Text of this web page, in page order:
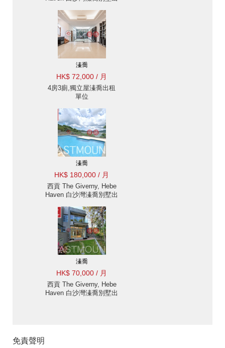
Eastmount Property 東
豪地產 ID:590溱喬出售
單位
溱喬
HK$ 72,000 / 月
4房3廁,獨立屋溱喬出租
單位
溱喬
HK$ 180,000 / 月
西貢 The Giverny, Hebe
Haven 白沙灣溱喬別墅出
樓底 出租單位
溱喬
HK$ 70,000 / 月
西貢 The Giverny, Hebe
Haven 白沙灣溱喬別墅出
免責聲明